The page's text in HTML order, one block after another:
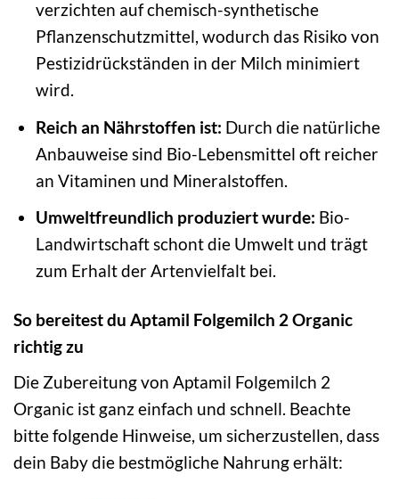
verzichten auf chemisch-synthetische
Pflanzenschutzmittel, wodurch das Risiko von
Pestizidrückständen in der Milch minimiert
wird.
Reich an Nährstoffen ist: Durch die natürliche
Anbauweise sind Bio-Lebensmittel oft reicher
an Vitaminen und Mineralstoffen.
Umweltfreundlich produziert wurde: Bio-
Landwirtschaft schont die Umwelt und trägt
zum Erhalt der Artenvielfalt bei.
So bereitest du Aptamil Folgemilch 2 Organic
richtig zu
Die Zubereitung von Aptamil Folgemilch 2
Organic ist ganz einfach und schnell. Beachte
bitte folgende Hinweise, um sicherzustellen, dass
dein Baby die bestmögliche Nahrung erhält: